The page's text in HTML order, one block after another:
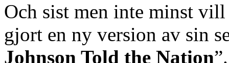
Och sist men inte minst
gjort en ny version av sin
Johnson Told the Nation